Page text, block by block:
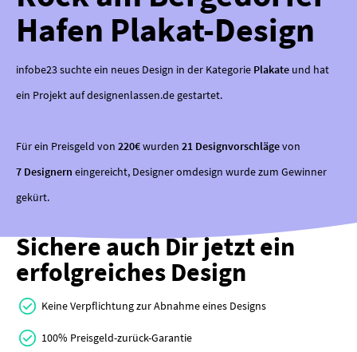
Hafen Plakat-Design
infobe23 suchte ein neues Design in der Kategorie Plakate und hat
ein Projekt auf designenlassen.de gestartet.
Für ein Preisgeld von 220€wurden 21 Designvorschlägevon
7 Designern eingereicht, Designer omdesign wurde zum Gewinner
gekürt.
Sichere auch Dir jetzt ein
erfolgreiches Design
Keine Verpflichtung zur Abnahme eines Designs
100% Preisgeld-zurück-Garantie